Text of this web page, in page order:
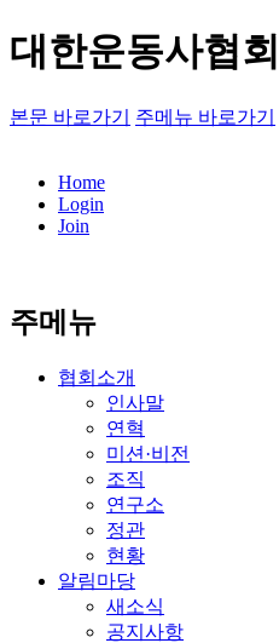
대한운동사협회
본문 바로가기 주메뉴 바로가기
Home
Login
Join
주메뉴
협회소개
인사말
연혁
미션·비전
조직
연구소
정관
현황
알림마당
새소식
공지사항